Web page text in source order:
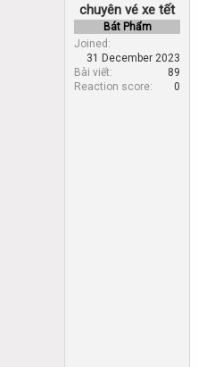
a
t
r
chuyên vé xe tết
Bát Phẩm
Joined
31 December 2023
Bài viết
89
Reaction score
0